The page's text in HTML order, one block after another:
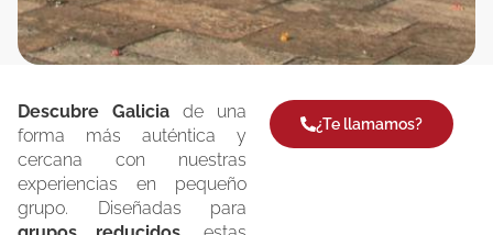
Descubre Galicia de una
forma más auténtica y
cercana con nuestras
experiencias en pequeño
grupo. Diseñadas para
¿Te llamamos?